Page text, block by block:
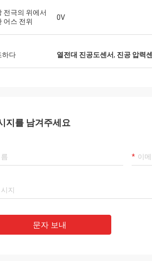
전극의 위에서
어스 전위
0V
하다 열전대 진공도센서, 진공 압력
지를 남겨주세요
문자 보내